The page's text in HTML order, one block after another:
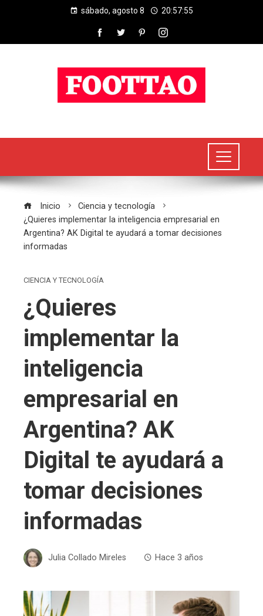
sábado, agosto 8 20:57:56
Inicio
Ciencia y tecnología
¿Quieres implementar la inteligencia empresarial en
Argentina? AK Digital te ayudará a tomar decisiones
informadas
CIENCIA Y TECNOLOGÍA
¿Quieres
implementar la
inteligencia
empresarial en
Argentina? AK
Digital te ayudará a
tomar decisiones
informadas
Julia Collado Mireles Hace 3 años